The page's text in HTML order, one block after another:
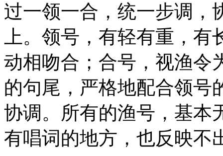
过一领一合，统一步调，
上。领号，有轻有重，
动相吻合；合号，视渔令
的句尾，严格地配合领号
协调。所有的渔号，基本
有唱词的地方，也反映不